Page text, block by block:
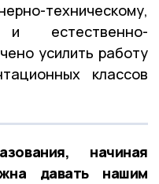
техническому,
и естественно-
усилить работу
классов
начиная
давать нашим